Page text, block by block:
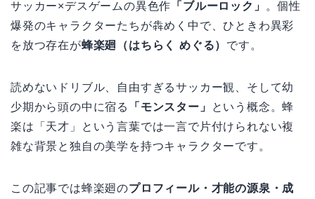
サッカー×デスゲームの異色作 「ブルーロック」
。個性
爆発のキャラクターたちが犇めく中で、ひときわ異彩
を放つ存在が蜂楽廻（はちらく めぐる） です。
読めないドリブル、自由すぎるサッカー観、そして幼
少期から頭の中に宿る
「モンスター」
という概念。蜂
楽は「天才」という言葉では一言で片付けられない複
雑な背景と独自の美学を持つキャラクターです。
この記事では蜂楽廻のプロフィール・才能の源泉・成